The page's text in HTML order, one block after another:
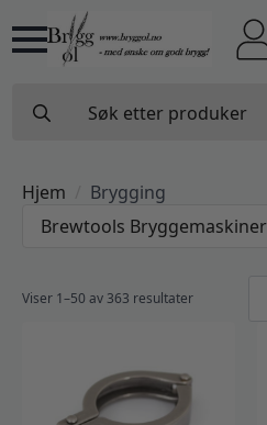
for:
Hjem
Brygging
Brewtools Bryggemaskiner
Viser 1–50 av 363 resultater